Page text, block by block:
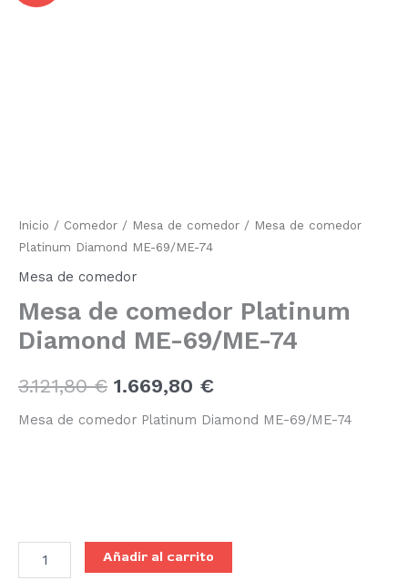
Inicio / Comedor / Mesa de comedor / Mesa de comedor
Platinum Diamond ME-69/ME-74
Mesa de comedor
Mesa de comedor Platinum
Diamond ME-69/ME-74
3.121,80€ 1.669,80 €
Mesa de comedor Platinum Diamond ME-69/ME-74
comedor
Añadir al carrito